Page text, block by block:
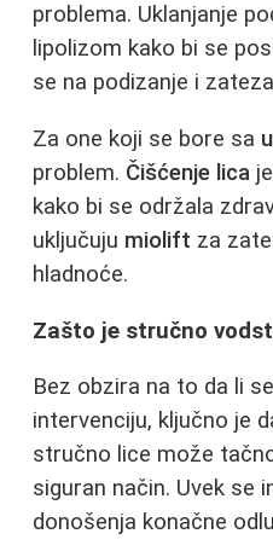
problema. Uklanjanje
lipolizom kako bi se
se na podizanje i
Za one koji se bore sa
problem. Čišćenje lica
kako bi se održala
uključuju miolift za
hladnoće.
Zašto je stručno
Bez obzira na to da li
intervenciju, ključno je
stručno lice može
siguran način. Uvek se
donošenja konačne